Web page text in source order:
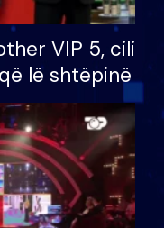
VIP 5, cili
lë shtëpinë